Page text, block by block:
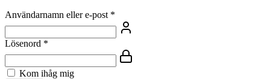
Användarnamn eller e-post *
Lösenord *
Kom ihåg mig